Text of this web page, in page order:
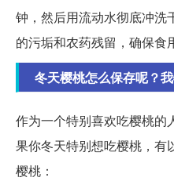
钟，然后用流动水彻底冲洗
的污垢和农药残留，确保食
冬天樱桃怎么保存呢？
作为一个特别喜欢吃樱桃的
果你冬天特别想吃樱桃，有
樱桃：